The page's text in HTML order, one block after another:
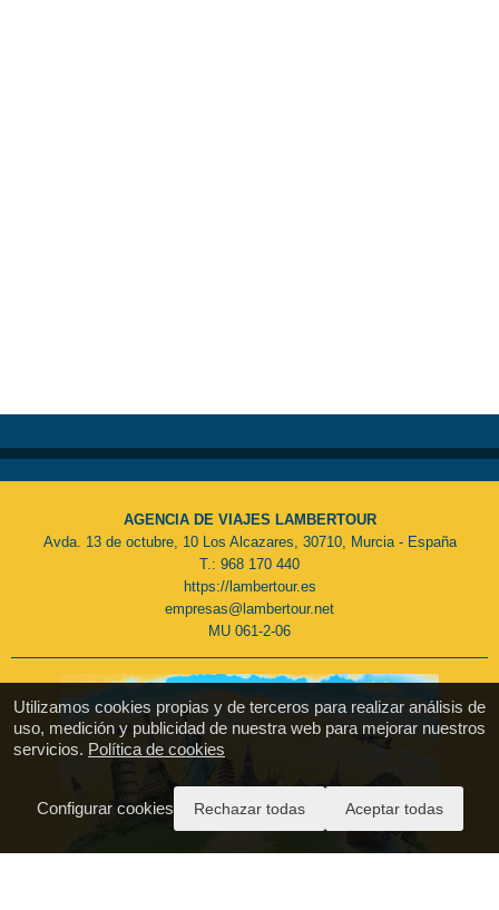
Utilizamos cookies propias y de terceros para realizar análisis de
uso, medición y publicidad de nuestra web para mejorar nuestros
servicios. Política de cookies
Configurar cookies Rechazar todas Aceptar todas
AGENCIA DE VIAJES LAMBERTOUR
Avda. 13 de octubre, 10 Los Alcazares, 30710, Murcia - España
T.: 968 170 440
https://lambertour.es
empresas@lambertour.net
MU 061-2-06